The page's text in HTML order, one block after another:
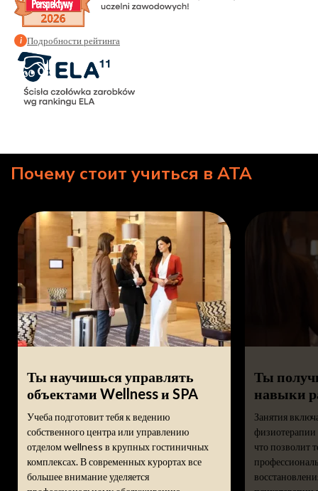
i Подробности рейтинга
Почему стоит учиться в ATA
Ты научишься управлять
объектами Wellness и SPA
Учеба подготовит тебя к ведению
собственного центра или управлению
отделом wellness в крупных гостиничных
комплексах. В современных курортах все
большее внимание уделяется
Ты
навыки
Занятия
физиотерапии
что позволит